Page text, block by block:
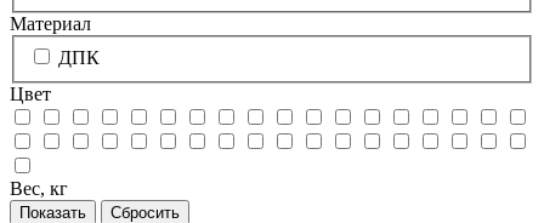
Материал
ДПК
Цвет
Вес, кг